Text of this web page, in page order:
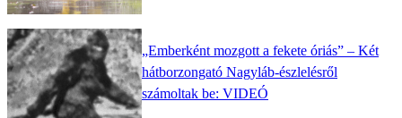
„Emberként mozgott a fekete óriás” – Két
hátborzongató Nagyláb-észlelésről
számoltak be: VIDEÓ